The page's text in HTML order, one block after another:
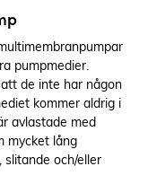
pumpmedier.
de inte har någon
kommer aldrig i
avlastade med
mycket lång
slitande och/eller